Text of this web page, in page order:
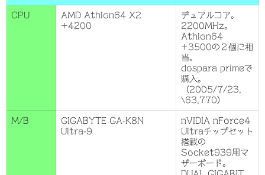
CPU
AMD Athlon64 X2
+4200
デュアルコア。
2200MHz。
Athlon64
+3500の２個に相
当。
dospara primeで
購入。
（2005/7/23,
\63,770）
M/B
GIGABYTE GA-K8N
Ultra-9
nVIDIA nForce4
Ultraチップセット
搭載の
Socket939用マ
ザーボード。